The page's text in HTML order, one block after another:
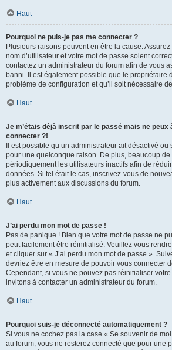
Haut
Pourquoi ne puis-je pas me connecter ?
Plusieurs raisons peuvent en être la cause.
nom d’utilisateur et votre mot de passe soient
contactez un administrateur du forum afin de vous
banni. Il est également possible que le propriétaire
problème de configuration et qu’il soit nécessaire
Haut
Je m’étais déjà inscrit par le passé mais ne peux
connecter ?!
Il est possible qu’un administrateur ait désactivé
pour une quelconque raison. De plus, beaucoup
périodiquement les utilisateurs inactifs afin de
données. Si tel était le cas, inscrivez-vous de
plus activement aux discussions du forum.
Haut
J’ai perdu mon mot de passe !
Pas de panique ! Bien que votre mot de passe ne
peut facilement être réinitialisé. Veuillez vous
et cliquer sur « J’ai perdu mon mot de passe ».
devriez être en mesure de pouvoir vous connecter
Cependant, si vous ne pouvez pas réinitialiser
invitons à contacter un administrateur du forum.
Haut
Pourquoi suis-je déconnecté automatiquement ?
Si vous ne cochez pas la case « Se souvenir de
au forum, vous ne resterez connecté que pour une